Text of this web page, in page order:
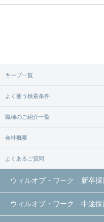
ような求人があるかぜ
無料相談の登録はコチラ
キープ一覧
よく使う検索条件
職種のご紹介一覧
会社概要
よくあるご質問
ウィルオブ・ワーク 新卒採
ウィルオブ・ワーク 中途採